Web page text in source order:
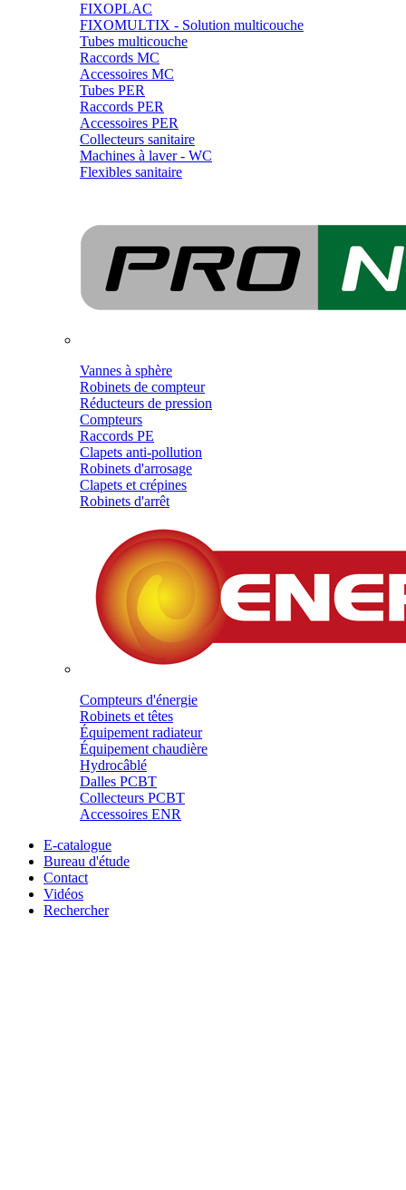
FIXOPLAC
FIXOMULTIX - Solution multicouche
Tubes multicouche
Raccords MC
Accessoires MC
Tubes PER
Raccords PER
Accessoires PER
Collecteurs sanitaire
Machines à laver - WC
Flexibles sanitaire
Vannes à sphère
Robinets de compteur
Réducteurs de pression
Compteurs
Raccords PE
Clapets anti-pollution
Robinets d'arrosage
Clapets et crépines
Robinets d'arrêt
Compteurs d'énergie
Robinets et têtes
Équipement radiateur
Équipement chaudière
Hydrocâblé
Dalles PCBT
Collecteurs PCBT
Accessoires ENR
E-catalogue
Bureau d'étude
Contact
Vidéos
Rechercher